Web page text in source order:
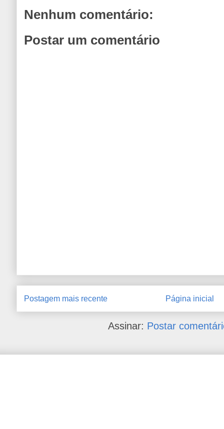
Nenhum comentário:
Postar um comentário
Postagem mais recente Página inicial
Assinar: Postar